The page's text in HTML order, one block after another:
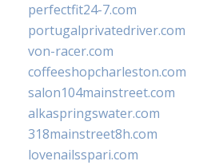
perfectfit24-7.com
portugalprivatedriver.com
von-racer.com
coffeeshopcharleston.com
salon104mainstreet.com
alkaspringswater.com
318mainstreet8h.com
lovenailsspari.com